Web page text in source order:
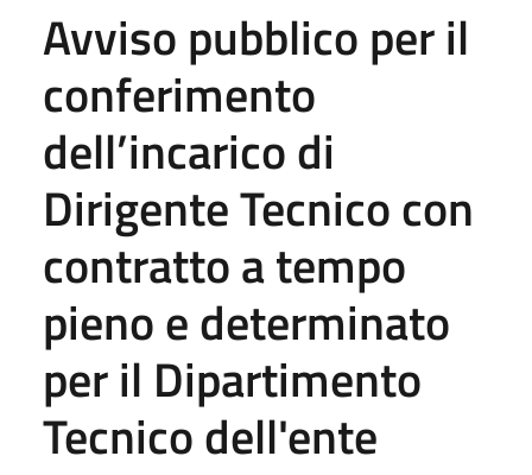
Avviso pubblico per il
conferimento
dell’incarico di
Dirigente Tecnico con
contratto a tempo
pieno e determinato
per il Dipartimento
Tecnico dell'ente